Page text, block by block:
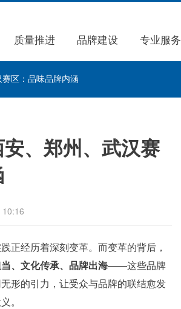
质量推进 品牌建设 专业服务
区：品味品牌内涵
、郑州、武汉赛
正经历着深刻变革。而变革的背后，
、文化传承、品牌出海——这些品牌
形的引力，让受众与品牌的联结愈发
。